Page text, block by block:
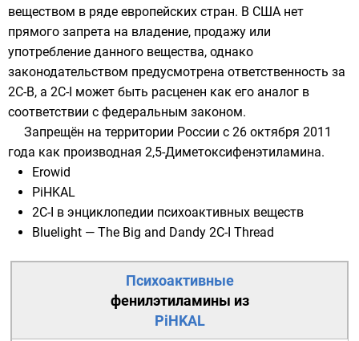
веществом в ряде европейских стран. В США нет
прямого запрета на владение, продажу или
употребление данного вещества, однако
законодательством предусмотрена ответственность за
2C-B, а 2C-I может быть расценен как его аналог в
соответствии с федеральным законом.
Запрещён на территории России с 26 октября 2011
года как производная 2,5-Диметоксифенэтиламина.
Erowid
PiHKAL
2C-I в энциклопедии психоактивных веществ
Bluelight — The Big and Dandy 2C-I Thread
Психоактивные
фенилэтиламины из
PiHKAL